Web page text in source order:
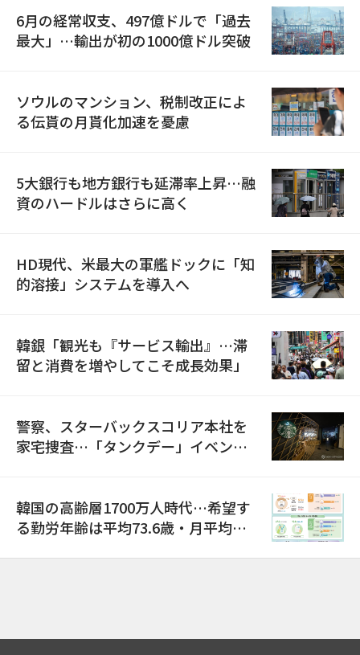
6月の経常収支、497億ドルで「過去
最大」…輸出が初の1000億ドル突破
ソウルのマンション、税制改正によ
る伝貰の月貰化加速を憂慮
5大銀行も地方銀行も延滞率上昇…融
資のハードルはさらに高く
HD現代、米最大の軍艦ドックに「知
的溶接」システムを導入へ
韓銀「観光も『サービス輸出』…滞
留と消費を増やしてこそ成長効果」
警察、スターバックスコリア本社を
家宅捜査…「タンクデー」イベント
韓国の高齢層1700万人時代…希望す
る勤労年齢は平均73.6歳・月平均賃